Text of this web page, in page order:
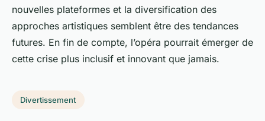
nouvelles plateformes et la diversification des
approches artistiques semblent être des tendances
futures. En fin de compte, l’opéra pourrait émerger de
cette crise plus inclusif et innovant que jamais.
Divertissement